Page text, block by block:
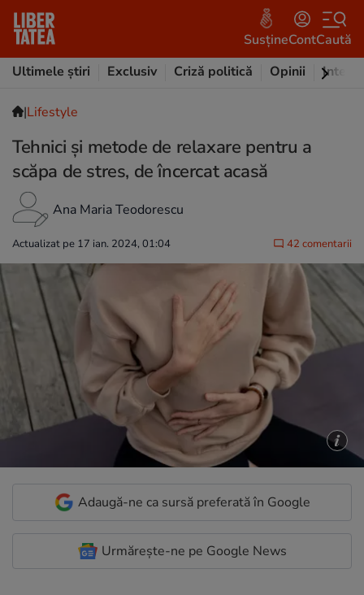
SusțineContCaută
Ultimele știri
Exclusiv Criză politică Opinii
|Lifestyle
Tehnici și metode de relaxare pentru a
scăpa de stres, de încercat acasă
Ana Maria Teodorescu
Actualizat pe 17 ian. 2024, 01:04 42 comentarii
Adaugă-ne ca sursă preferată în Google
Urmărește-ne pe Google News